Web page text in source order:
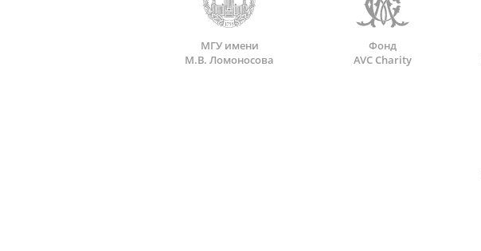
МГУ имени
М.В. Ломоносова
Фонд
AVC Charity